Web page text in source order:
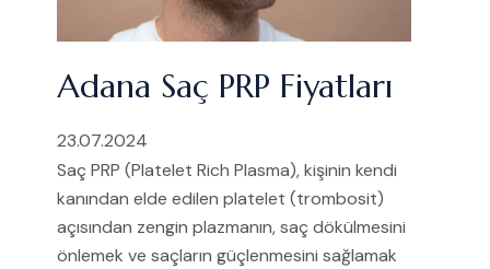
Adana Saç PRP Fiyatları
23.07.2024
Saç PRP (Platelet Rich Plasma), kişinin kendi
kanından elde edilen platelet (trombosit)
açısından zengin plazmanın, saç dökülmesini
önlemek ve saçların güçlenmesini sağlamak